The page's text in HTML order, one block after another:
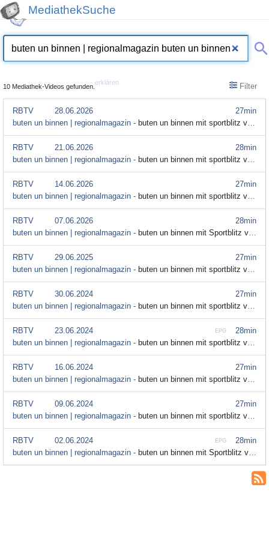
MediathekSuche
10 Mediathek-Videos gefunden.
erklären Filter
27min
RBTV
28.06.2026
buten un binnen | regionalmagazin - buten un binnen mit sportblitz vom 28. Juni
28min
RBTV
21.06.2026
buten un binnen | regionalmagazin - buten un binnen mit sportblitz vom 21. Juni
27min
RBTV
14.06.2026
buten un binnen | regionalmagazin - buten un binnen mit sportblitz vom 14. Juni
28min
RBTV
07.06.2026
buten un binnen | regionalmagazin - buten un binnen mit Sportblitz vom 7. Juni
27min
RBTV
29.06.2025
buten un binnen | regionalmagazin - buten un binnen mit sportblitz vom 29. Juni
27min
RBTV
30.06.2024
buten un binnen | regionalmagazin - buten un binnen mit sportblitz vom 30. Juni
28min
EPG
RBTV
23.06.2024
buten un binnen | regionalmagazin - buten un binnen mit sportblitz vom 23. Juni
27min
RBTV
16.06.2024
buten un binnen | regionalmagazin - buten un binnen mit sportblitz vom 16. Juni
27min
RBTV
09.06.2024
buten un binnen | regionalmagazin - buten un binnen mit sportblitz vom 9. Juni
28min
EPG
RBTV
02.06.2024
buten un binnen | regionalmagazin - buten un binnen mit Sportblitz vom 2. Juni